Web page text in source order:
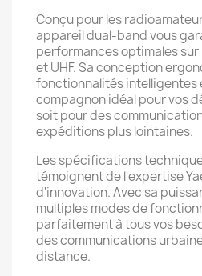
Conçu pour les
appareil dual-band vous
performances optimales sur
et UHF. Sa conception
fonctionnalités intelligentes
compagnon idéal pour vos
soit pour des
expéditions plus lointaines.
Les spécifications
témoignent de l'expertise
d'innovation. Avec sa
multiples modes de
parfaitement à tous vos
des communications
distance.